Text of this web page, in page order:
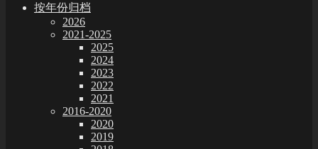
按年份归档
2026
2021-2025
2025
2024
2023
2022
2021
2016-2020
2020
2019